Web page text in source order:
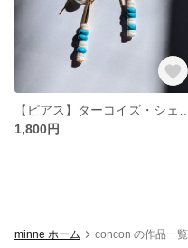
1,800円
minne ホーム concon の作品一覧